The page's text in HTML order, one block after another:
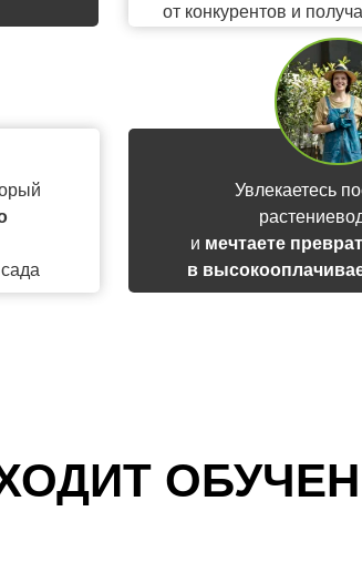
от конкурентов и
Увлекаетесь
и мечтаете
в